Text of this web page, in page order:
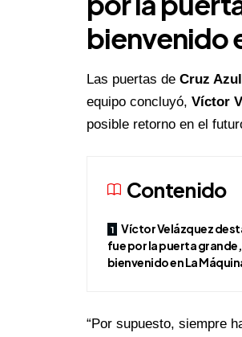
bienvenido
Las puertas de Cruz Azul
equipo concluyó, Víctor
posible retorno en el
Contenido
Víctor Velázquez
fue por la puerta
bienvenido en La
“Por supuesto, siempre